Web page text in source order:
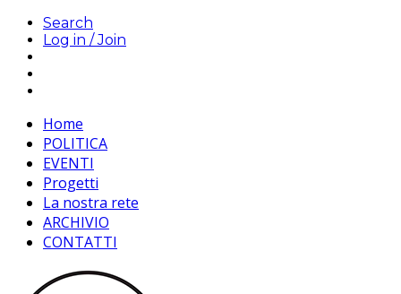
Search
Log in / Join
Home
POLITICA
EVENTI
Progetti
La nostra rete
ARCHIVIO
CONTATTI